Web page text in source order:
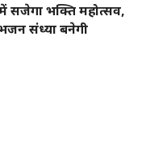
में सजेगा भक्ति महोत्सव,
संध्या बनेगी